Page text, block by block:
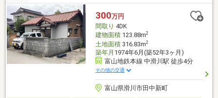
300万円
間取り 4DK
建物面積123.88m2
土地面積316.83m2
築年月 1974年6月(築52年3ヶ月)
富山地鉄本線 中滑川駅 徒歩4分
その他の交通
富山県滑川市田中新町